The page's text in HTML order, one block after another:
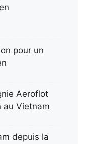
pour un
Aeroflot
au Vietnam
depuis la